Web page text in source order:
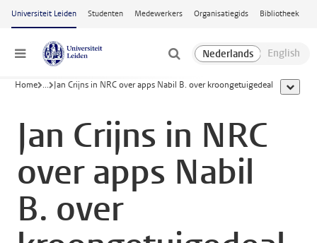
Ga naar hoofdinhoud
Universiteit Leiden Studenten Medewerkers Organisatiegids Bibliotheek
Menu
Home ... Jan Crijns in NRC over apps Nabil B. over kroongetuigedeal toon
Jan Crijns in NRC
over apps Nabil
B. over